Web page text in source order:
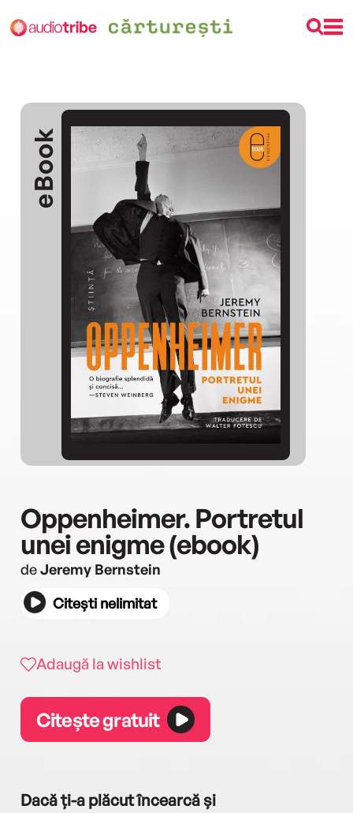
eBook
Oppenheimer. Portretul
unei enigme (ebook)
deJeremy Bernstein
Citești nelimitat
Adaugă la wishlist
Citește gratuit
Dacă ți-a plăcut încearcă și